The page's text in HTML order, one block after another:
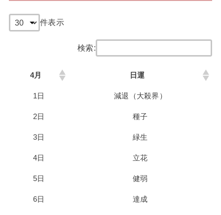
件表示
検索:
4月 日運
1日 減退（大殺界）
2日 種子
3日 緑生
4日 立花
5日 健弱
6日 達成